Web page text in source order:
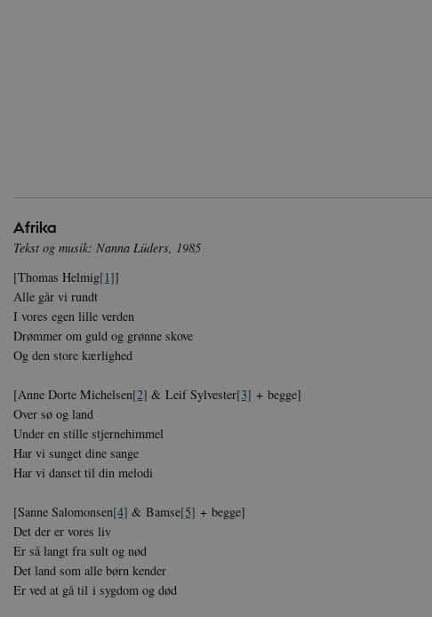
Afrika
Tekst og musik: Nanna Lüders, 1985
[Thomas Helmig[1]]
Alle går vi rundt
I vores egen lille verden
Drømmer om guld og grønne skove
Og den store kærlighed
[Anne Dorte Michelsen[2] & Leif Sylvester[3] + begge]
Over sø og land
Under en stille stjernehimmel
Har vi sunget dine sange
Har vi danset til din melodi
[Sanne Salomonsen[4] & Bamse[5] + begge]
Det der er vores liv
Er så langt fra sult og nød
Det land som alle børn kender
Er ved at gå til i sygdom og død